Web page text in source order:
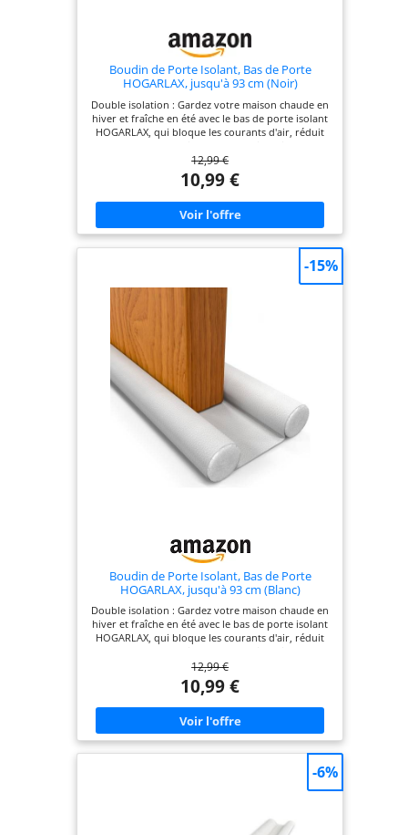
Boudin de Porte Isolant, Bas de Porte
HOGARLAX, jusqu'à 93 cm (Noir)
Double isolation : Gardez votre maison chaude en
hiver et fraîche en été avec le bas de porte isolant
HOGARLAX, qui bloque les courants d'air, réduit
température intérieure stable Économies
d'énergie : Réduisez votre consommation de
chauffage ou de clim avec ce boudin de porte
d'entrée. Son joint, conçu pour bloquer les fuites
d'air, aide à maintenir une température agréable
tout en diminuant vos factures d'énergie
Multifonctionnel : Joint de porte imperméable,
chaleur, la poussière, les insectes, la fumée et les
odeurs. Sert aussi d’isolant phonique et
thermique pour un meilleur confort à la maison et
en chambre Installation simple et rapide : Insérez
les tubes en mousse dans la housse, glissez-le sous
la porte, prenez les mesures et coupez à la taille
voulue. Profitez d'une protection contre les
courants d'air. Ce boudin de porte isolant froid
est lavable Sans vis ni adhésifs : Boudin porte en
simili cuir PU durable et mousse EPE pour une
isolation efficace sans abîmer portes ni surfaces.
Convient aux portes de 4 à 5 cm d’épaisseur.
Compatible avec tous types de sols
12,99 €
10,99 €
Boudin de Porte Isolant, Bas de Porte
HOGARLAX, jusqu'à 93 cm (Blanc)
Double isolation : Gardez votre maison chaude en
hiver et fraîche en été avec le bas de porte isolant
HOGARLAX, qui bloque les courants d'air, réduit
température intérieure stable Économies
d'énergie : Réduisez votre consommation de
chauffage ou de clim avec ce boudin de porte
d'entrée. Son joint, conçu pour bloquer les fuites
d'air, aide à maintenir une température agréable
tout en diminuant vos factures d'énergie
Multifonctionnel : Joint de porte imperméable,
chaleur, la poussière, les insectes, la fumée et les
en chambre Installation simple et rapide : Insérez
les tubes en mousse dans la housse, glissez-le sous
12,99 €
10,99 €
-15%
-6%